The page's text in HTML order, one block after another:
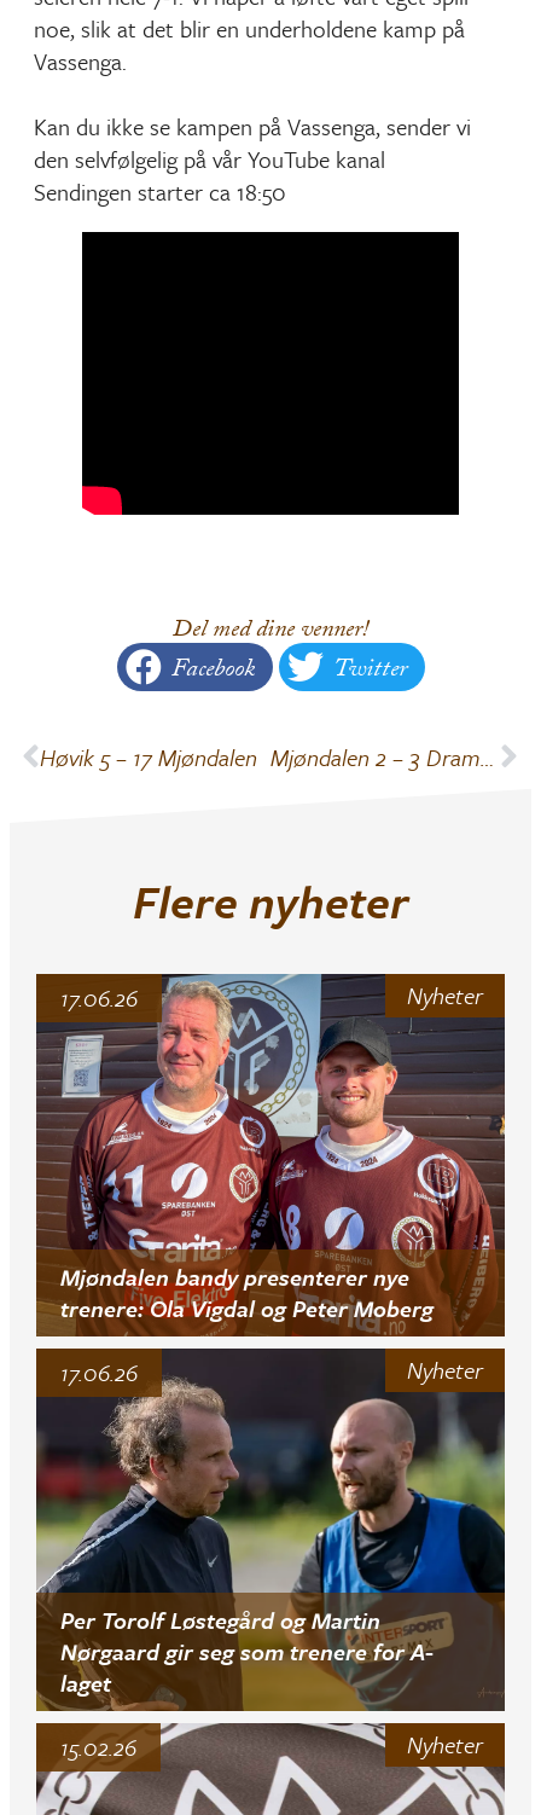
noe, slik at det blir en underholdene kamp på
Vassenga.
Kan du ikke se kampen på Vassenga, sender vi
den selvfølgelig på vår YouTube kanal
Sendingen starter ca 18:50
Del med dine venner!
Facebook Twitter
Høvik 5 – 17 Mjøndalen Mjøndalen 2 – 3 Drammen
Flere nyheter
Nyheter
Mjøndalen bandy presenterer nye
trenere: Ola Vigdal og Peter Moberg
17.06.26
Nyheter
Per Torolf Løstegård og Martin
Nørgaard gir seg som trenere for A-
laget
17.06.26
Nyheter
15.02.26